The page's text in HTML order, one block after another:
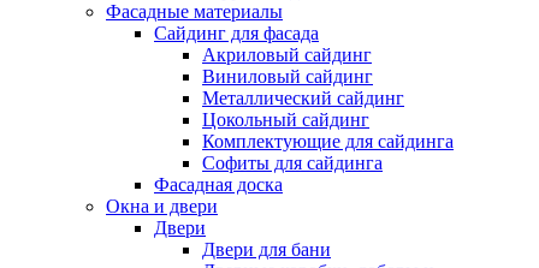
Фасадные материалы
Сайдинг для фасада
Акриловый сайдинг
Виниловый сайдинг
Металлический сайдинг
Цокольный сайдинг
Комплектующие для сайдинга
Софиты для сайдинга
Фасадная доска
Окна и двери
Двери
Двери для бани